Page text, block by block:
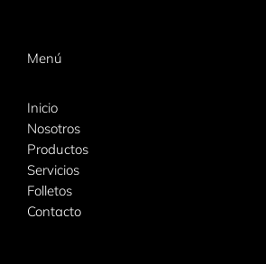
Menú
Inicio
Nosotros
Productos
Servicios
Folletos
Contacto